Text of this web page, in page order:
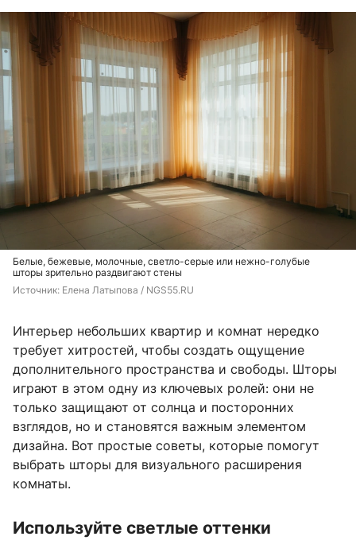
Белые, бежевые, молочные, светло-серые или нежно-голубые
шторы зрительно раздвигают стены
Источник: Елена Латыпова / NGS55.RU
Интерьер небольших квартир и комнат нередко
требует хитростей, чтобы создать ощущение
дополнительного пространства и свободы. Шторы
играют в этом одну из ключевых ролей: они не
только защищают от солнца и посторонних
взглядов, но и становятся важным элементом
дизайна. Вот простые советы, которые помогут
выбрать шторы для визуального расширения
комнаты.
Используйте светлые оттенки